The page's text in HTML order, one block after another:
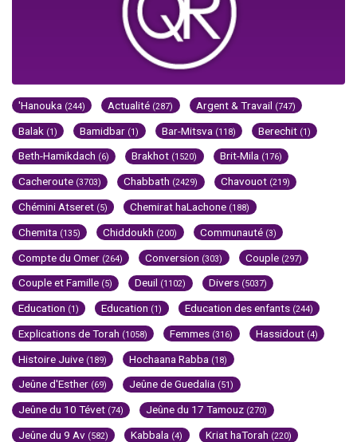
'Hanouka (244) Actualité (287) Argent & Travail (747)
Balak (1) Bamidbar (1) Bar-Mitsva (118) Berechit (1)
Beth-Hamikdach (6) Brakhot (1520) Brit-Mila (176)
Cacheroute (3703) Chabbath (2429) Chavouot (219)
Chémini Atseret (5) Chemirat haLachone (188)
Chemita (135) Chiddoukh (200) Communauté (3)
Compte du Omer (264) Conversion (303) Couple (297)
Couple et Famille (5) Deuil (1102) Divers (5037)
Education (1) Education (1) Education des enfants (244)
Explications de Torah (1058) Femmes (316) Hassidout (4)
Histoire Juive (189) Hochaana Rabba (18)
Jeûne d'Esther (69) Jeûne de Guedalia (51)
Jeûne du 10 Tévet (74) Jeûne du 17 Tamouz (270)
Jeûne du 9 Av (582) Kabbala (4) Kriat haTorah (220)